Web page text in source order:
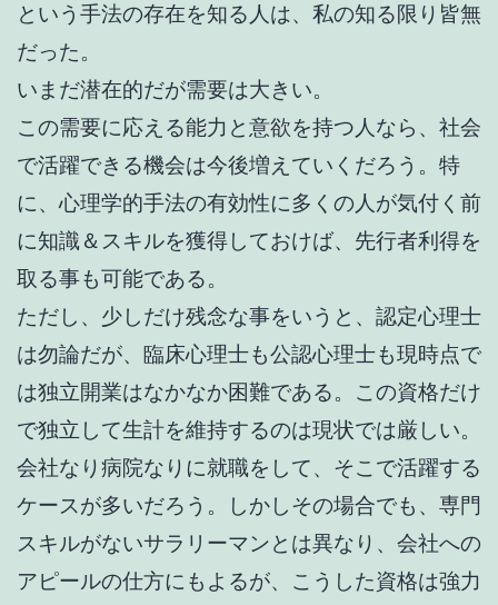
という手法の存在を知る人は、私の知る限り皆無
だった。
いまだ潜在的だが需要は大きい。
この需要に応える能力と意欲を持つ人なら、社会
で活躍できる機会は今後増えていくだろう。特
に、心理学的手法の有効性に多くの人が気付く前
に知識＆スキルを獲得しておけば、先行者利得を
取る事も可能である。
ただし、少しだけ残念な事をいうと、認定心理士
は勿論だが、臨床心理士も公認心理士も現時点で
は独立開業はなかなか困難である。この資格だけ
で独立して生計を維持するのは現状では厳しい。
会社なり病院なりに就職をして、そこで活躍する
ケースが多いだろう。しかしその場合でも、専門
スキルがないサラリーマンとは異なり、会社への
アピールの仕方にもよるが、こうした資格は強力